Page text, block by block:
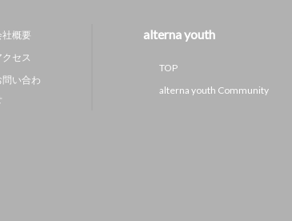
社概要
クセス
問い合わ
alterna youth
TOP
alterna youth Community